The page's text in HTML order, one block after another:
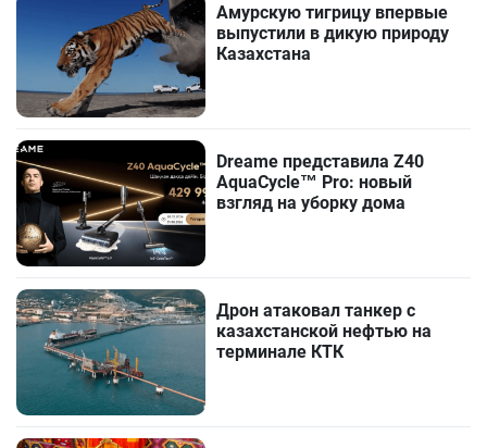
Амурскую тигрицу впервые
выпустили в дикую природу
Казахстана
Dreame представила Z40
AquaCycle™ Pro: новый
взгляд на уборку дома
Дрон атаковал танкер с
казахстанской нефтью на
терминале КТК